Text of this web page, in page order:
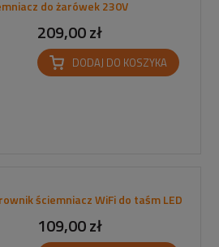
do żarówek 230V
209,00 zł
DODAJ DO KOSZYKA
ściemniacz WiFi do taśm LED
109,00 zł